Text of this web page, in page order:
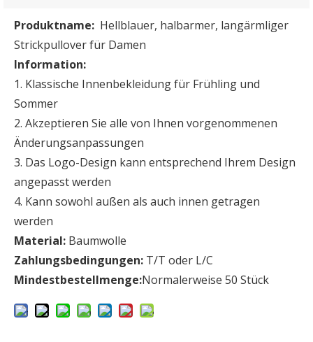
Produktname: Hellblauer, halbarmer, langärmliger
Strickpullover für Damen
Information:
1. Klassische Innenbekleidung für Frühling und
Sommer
2. Akzeptieren Sie alle von Ihnen vorgenommenen
Änderungsanpassungen
3. Das Logo-Design kann entsprechend Ihrem Design
angepasst werden
4. Kann sowohl außen als auch innen getragen
werden
Material: Baumwolle
Zahlungsbedingungen: T/T oder L/C
Mindestbestellmenge:Normalerweise 50 Stück